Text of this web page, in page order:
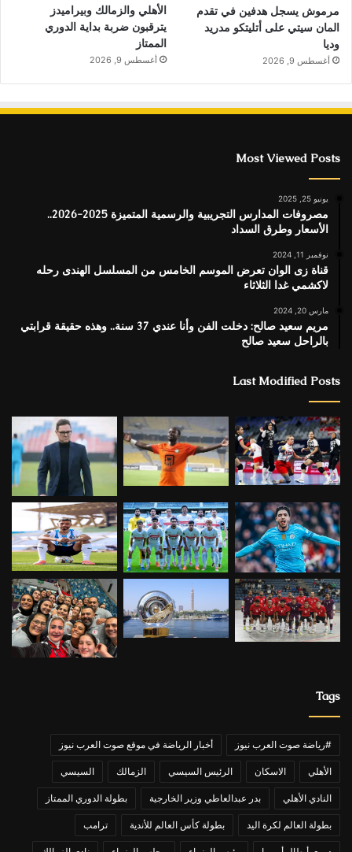
مرموش يسجل هدفين في تقدم
المان سيتي على أتليتكو مدريد
وديا
أغسطس 9, 2026
الأهلي والزمالك وبيراميدز
يترقبون ضربة بداية الدوري
الممتاز
أغسطس 9, 2026
Most Viewed Posts
يونيو 25, 2025
مصروفات المدارس التجريبية والرسمية المتميزة 2025-2026..
الأسعار وطرق السداد
نوفمبر 11, 2024
قناة زى الوان تعرض الموسم الخامس من المسلسل الهندى رحله
لاكشمي غدا الثلاثاء
مارس 20, 2024
مريم سعيد صالح: دخلت الفن وأنا عندي 37 سنة.. وهذه حقيقة قرابتي
بالراحل سعيد صالح
Last Modified Posts
Tags
#رياضة صوت العرب نيوز أخبار الرياضة في موقع صوت العرب نيوز
الأهلي الاسكان الرئيس السيسي الزمالك السيسي
النادي الأهلي بدر عبدالعاطي وزير الخارجية بطولة الدوري الممتاز
بطولة العالم لكرة اليد بطولة كأس العالم للأندية ترامب